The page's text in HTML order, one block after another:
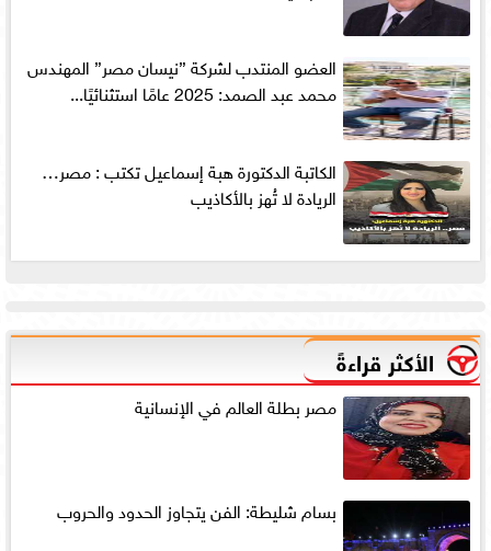
العضو المنتدب لشركة ”نيسان مصر” المهندس
محمد عبد الصمد: 2025 عامًا استثنائيًا...
الكاتبة الدكتورة هبة إسماعيل تكتب : مصر…
الريادة لا تُهز بالأكاذيب
الأكثر قراءةً
مصر بطلة العالم في الإنسانية
بسام شليطة: الفن يتجاوز الحدود والحروب